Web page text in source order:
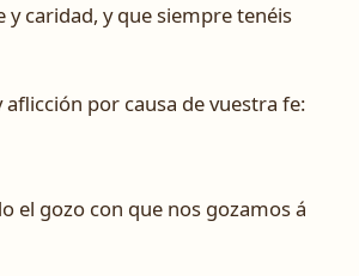
caridad, y que siempre tenéis
por causa de vuestra fe:
el gozo con que nos gozamos á